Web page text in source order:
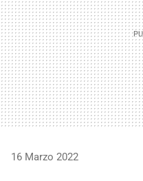
16 Marzo 2022